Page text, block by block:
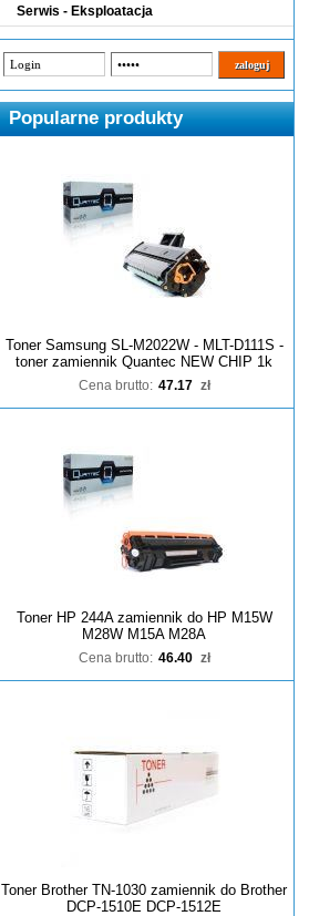
Serwis - Eksploatacja
Popularne produkty
Toner Samsung SL-M2022W - MLT-D111S -
toner zamiennik Quantec NEW CHIP 1k
Cena brutto: 47.17 zł
Toner HP 244A zamiennik do HP M15W
M28W M15A M28A
Cena brutto: 46.40 zł
Toner Brother TN-1030 zamiennik do Brother
DCP-1510E DCP-1512E